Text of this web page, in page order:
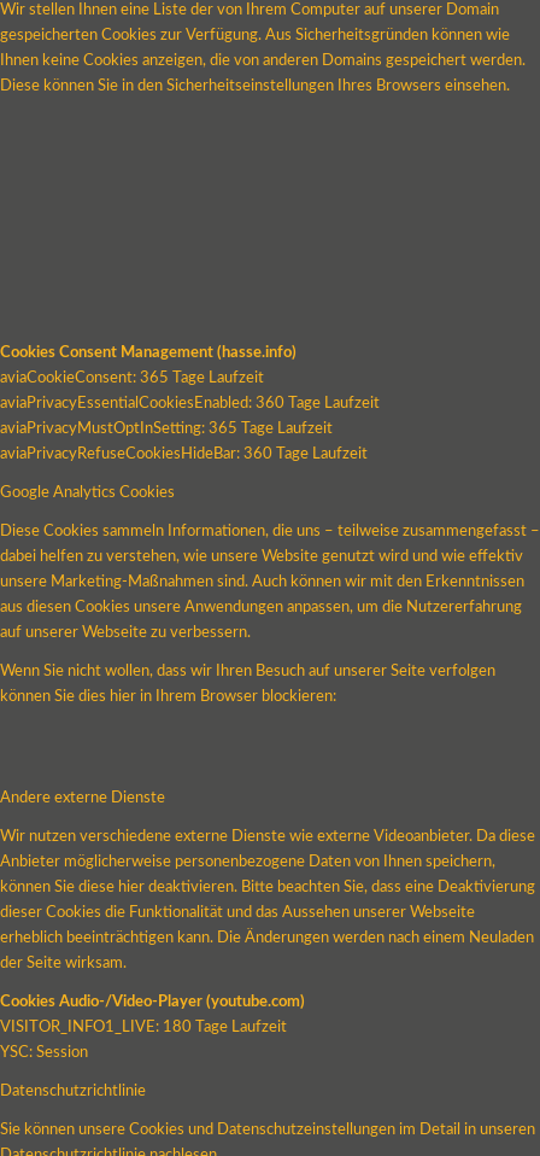
Wir stellen Ihnen eine Liste der von Ihrem Computer auf unserer Domain
gespeicherten Cookies zur Verfügung. Aus Sicherheitsgründen können wie
Ihnen keine Cookies anzeigen, die von anderen Domains gespeichert werden.
Diese können Sie in den Sicherheitseinstellungen Ihres Browsers einsehen.
Cookies Consent Management (hasse.info)
aviaCookieConsent: 365 Tage Laufzeit
aviaPrivacyEssentialCookiesEnabled: 360 Tage Laufzeit
aviaPrivacyMustOptInSetting: 365 Tage Laufzeit
aviaPrivacyRefuseCookiesHideBar: 360 Tage Laufzeit
Google Analytics Cookies
Diese Cookies sammeln Informationen, die uns – teilweise zusammengefasst –
dabei helfen zu verstehen, wie unsere Website genutzt wird und wie effektiv
unsere Marketing-Maßnahmen sind. Auch können wir mit den Erkenntnissen
aus diesen Cookies unsere Anwendungen anpassen, um die Nutzererfahrung
auf unserer Webseite zu verbessern.
Wenn Sie nicht wollen, dass wir Ihren Besuch auf unserer Seite verfolgen
können Sie dies hier in Ihrem Browser blockieren:
Andere externe Dienste
Wir nutzen verschiedene externe Dienste wie externe Videoanbieter. Da diese
Anbieter möglicherweise personenbezogene Daten von Ihnen speichern,
können Sie diese hier deaktivieren. Bitte beachten Sie, dass eine Deaktivierung
dieser Cookies die Funktionalität und das Aussehen unserer Webseite
erheblich beeinträchtigen kann. Die Änderungen werden nach einem Neuladen
der Seite wirksam.
Cookies Audio-/Video-Player (youtube.com)
VISITOR_INFO1_LIVE: 180 Tage Laufzeit
YSC: Session
Datenschutzrichtlinie
Sie können unsere Cookies und Datenschutzeinstellungen im Detail in unseren